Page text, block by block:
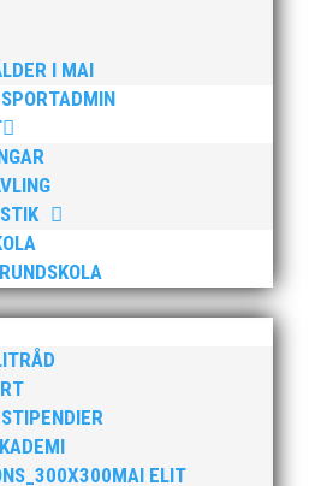
I MAI
MAI ELIT
140
128